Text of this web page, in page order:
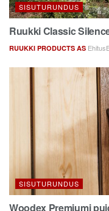
SISUTURUNDUS
Ruukki Classic
RUUKKI PRODUCTS AS
SISUTURUNDUS
Woodex Premiumi